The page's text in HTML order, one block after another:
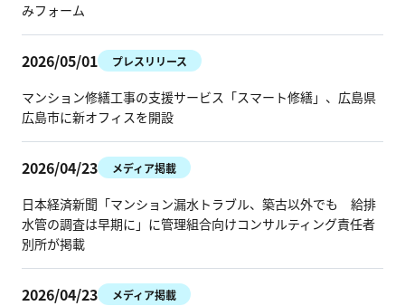
メディア掲載
求人情報
お問い合わせ
みフォーム
2026/05/01 プレスリリース
マンション修繕工事の支援サービス「スマート修繕」、広島県
広島市に新オフィスを開設
2026/04/23 メディア掲載
日本経済新聞「マンション漏水トラブル、築古以外でも 給排
水管の調査は早期に」に管理組合向けコンサルティング責任者
別所が掲載
2026/04/23 メディア掲載